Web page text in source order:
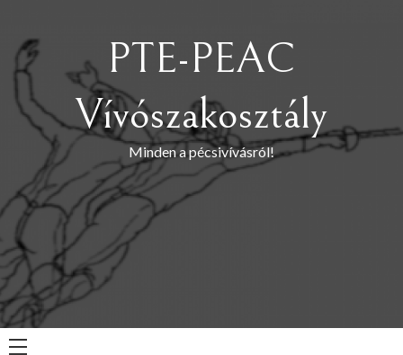
content
PTE-PEAC
Vívószakosztály
Minden a pécsivívásról!